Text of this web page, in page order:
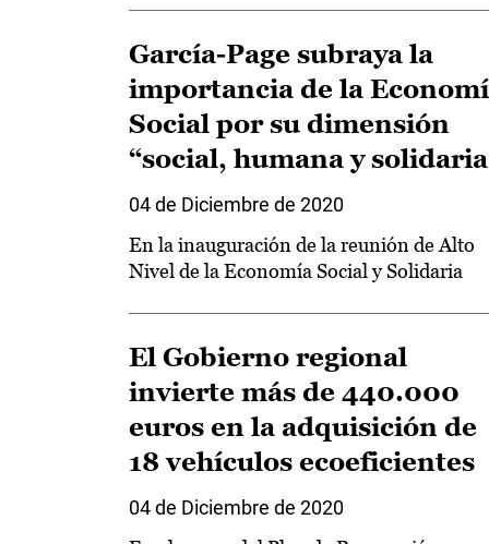
García-Page subraya la
importancia de la
Social por su dimensión
“social, humana y
04 de Diciembre de 2020
En la inauguración de la reunión de Alto
Nivel de la Economía Social y Solidaria
El Gobierno regional
invierte más de 440.000
euros en la adquisición de
18 vehículos ecoeficientes
04 de Diciembre de 2020